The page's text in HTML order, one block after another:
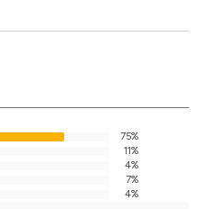
75%
11%
4%
7%
4%